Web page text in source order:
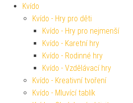
Kvído
Kvído - Hry pro děti
Kvído - Hry pro nejmenší
Kvído - Karetní hry
Kvído - Rodinné hry
Kvído - Vzdělávací hry
Kvído - Kreativní tvoření
Kvído - Mluvící tablík